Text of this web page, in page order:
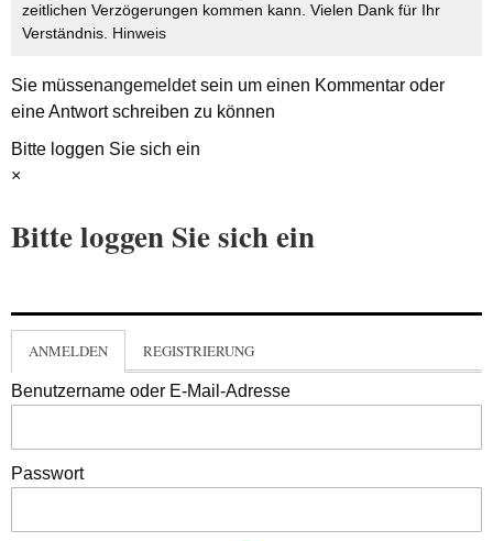
zeitlichen Verzögerungen kommen kann. Vielen Dank für Ihr
Verständnis. Hinweis
Sie müssenangemeldetsein um einen Kommentar oder
eine Antwort schreiben zu können
Bitte loggen Sie sich ein
×
Bitte loggen Sie sich ein
ANMELDEN REGISTRIERUNG
Benutzername oder E-Mail-Adresse
Passwort